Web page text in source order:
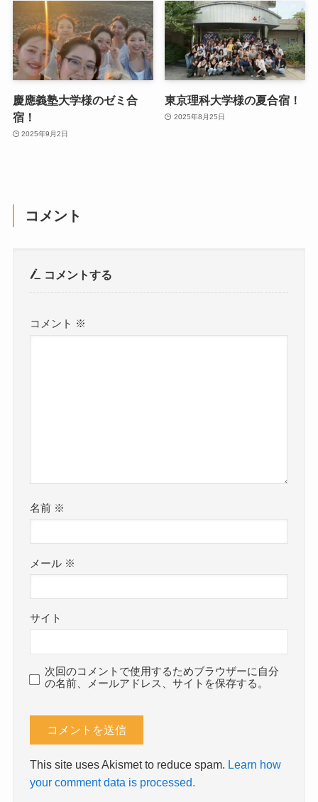
慶應義塾大学様のゼミ合
宿！
2025年9月2日
東京理科大学様の夏合宿！
2025年8月25日
コメント
コメントする
コメント ※
名前 ※
メール ※
サイト
次回のコメントで使用するためブラウザーに自分
の名前、メールアドレス、サイトを保存する。
This site uses Akismet to reduce spam. Learn how
your comment data is processed.